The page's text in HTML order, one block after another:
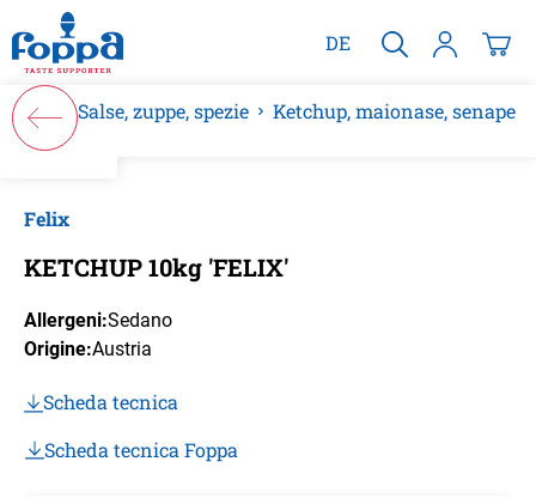
principale
DE
Salse, zuppe, spezie Ketchup, maionase, senape
Felix
KETCHUP 10kg 'FELIX'
Allergeni:Sedano
Origine:Austria
Scheda tecnica
Scheda tecnica Foppa